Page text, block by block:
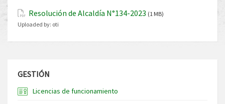
Resolución de Alcaldía N°134-2023 (1 MB)
Uploaded by: oti
GESTIÓN
Licencias de funcionamiento